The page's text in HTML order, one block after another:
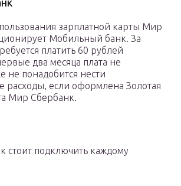
зарплатной карты Мир
Мобильный банк. За
платить 60 рублей
два месяца плата не
не понадобится нести
расходы, если оформлена Золотая
Мир Сбербанк.
стоит подключить каждому